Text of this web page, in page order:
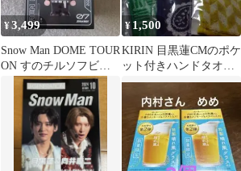
¥3,499
Snow Man DOME TOUR
ON すのチルソフビ
【目黒蓮】
¥ 1,500
KIRIN 目黒蓮CMのポケ
ット付きハンドタオル
3枚セット 他3枚セット